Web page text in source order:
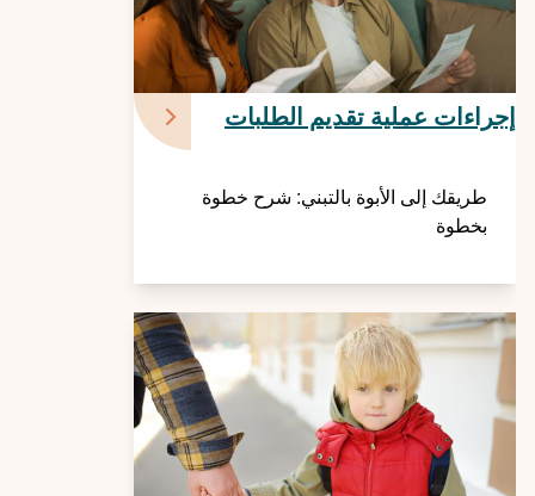
إجراءات عملية تقديم الطلبات
طريقك إلى الأبوة بالتبني: شرح خطوة
بخطوة